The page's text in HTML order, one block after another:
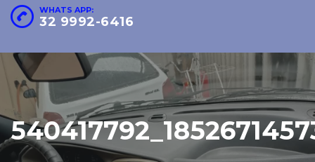
WHATS APP:
32 9992-6416